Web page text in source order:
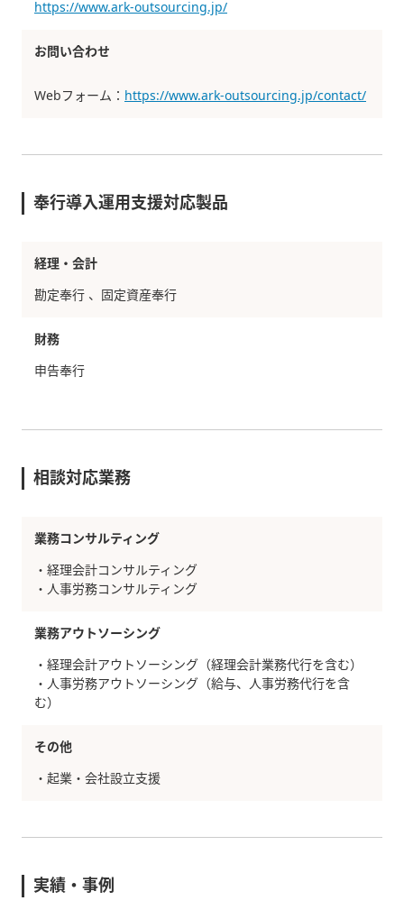
https://www.ark-outsourcing.jp/
お問い合わせ
Webフォーム： https://www.ark-outsourcing.jp/contact/
奉行導入運用支援対応製品
経理・会計
勘定奉行 固定資産奉行
財務
申告奉行
相談対応業務
業務コンサルティング
・経理会計コンサルティング
・人事労務コンサルティング
業務アウトソーシング
・経理会計アウトソーシング（経理会計業務代行を含む）
・人事労務アウトソーシング（給与、人事労務代行を含
む）
その他
・ 起業・会社設立支援
実績・事例